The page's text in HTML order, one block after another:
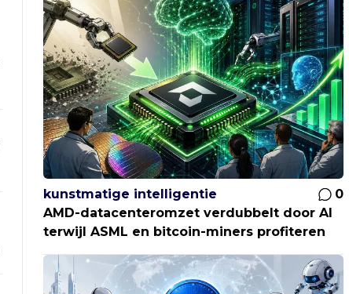
kunstmatige intelligentie
0
AMD-datacenteromzet verdubbelt door AI
terwijl ASML en bitcoin-miners profiteren